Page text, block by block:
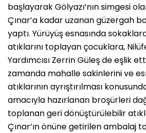
başlayarak Gölyazı’nın simgesi
Çınar’a kadar uzanan güzergah
yaptı. Yürüyüş esnasında
atıklarını toplayan çocuklara,
Yardımcısı Zerrin Güleş de eşlik
zamanda mahalle sakinlerini ve
atıklarının ayrıştırılması
amacıyla hazırlanan broşürleri
toplanan geri dönüştürülebilir
Çınar’ın önüne getirilen ambalaj